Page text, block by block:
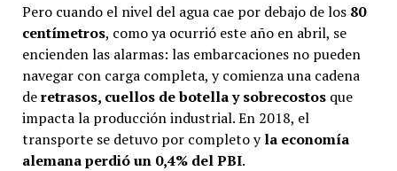
Pero cuando el nivel del agua cae por debajo de los 80
centímetros, como ya ocurrió este año en abril, se
encienden las alarmas: las embarcaciones no pueden
navegar con carga completa, y comienza una cadena
deretrasos, cuellos de botella y sobrecostosque
impacta la producción industrial. En 2018, el
transporte se detuvo por completo yla economía
alemana perdió un 0,4% del PBI.